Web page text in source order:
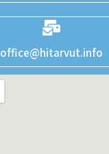
office@hitarvut.info